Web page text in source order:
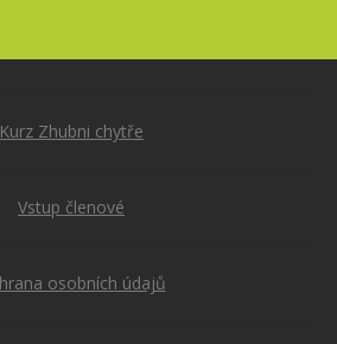
Kurz Zhubni chytře
Vstup členové
osobních údajů